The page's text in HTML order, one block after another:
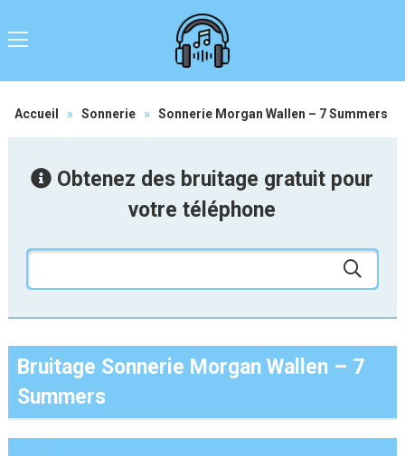
Accueil » Sonnerie » Sonnerie Morgan Wallen – 7 Summers
Obtenez des bruitage gratuit pour
votre téléphone
Bruitage Sonnerie Morgan Wallen – 7
Summers